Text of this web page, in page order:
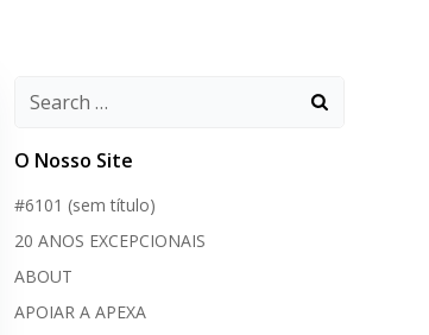
O Nosso Site
#6101 (sem título)
20 ANOS EXCEPCIONAIS
ABOUT
APOIAR A APEXA